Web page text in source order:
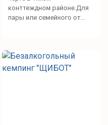
конттеждном районе.Для
пары или семейного от...